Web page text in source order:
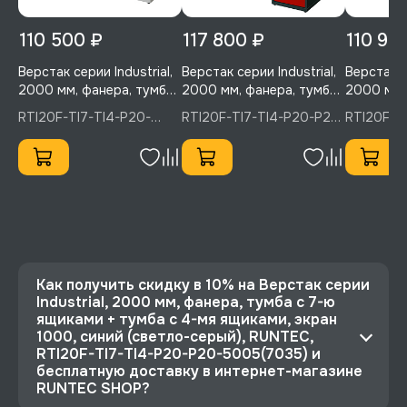
110 500 ₽
Верстак серии Industrial,
2000 мм, фанера, тумба
с 7-ю ящиками + тумба с
4-мя ящиками, экран
500, синий (светло-
серый) R, RUNTEC,
RTI20F-TI7-TI4-P20-
117 800 ₽
Верстак серии Industrial,
2000 мм, фанера, тумба
с 7-ю ящиками + тумба с
4-мя ящиками, экран
1000, красный RAL 3020,
RUNTEC, RTI20F-TI7-TI4-
RTI20F-TI7-TI4-P20-P20-
110
Верстак
2000 мм,
с 5-ю
6-ю
синий
RTI20F-
RTI20F-
Как получить скидку в 10% на Верстак серии
Industrial, 2000 мм, фанера, тумба с 7-ю
ящиками + тумба с 4-мя ящиками, экран
1000, синий (светло-серый), RUNTEC,
RTI20F-TI7-TI4-P20-P20-5005(7035) и
бесплатную доставку в интернет-магазине
RUNTEC SHOP?